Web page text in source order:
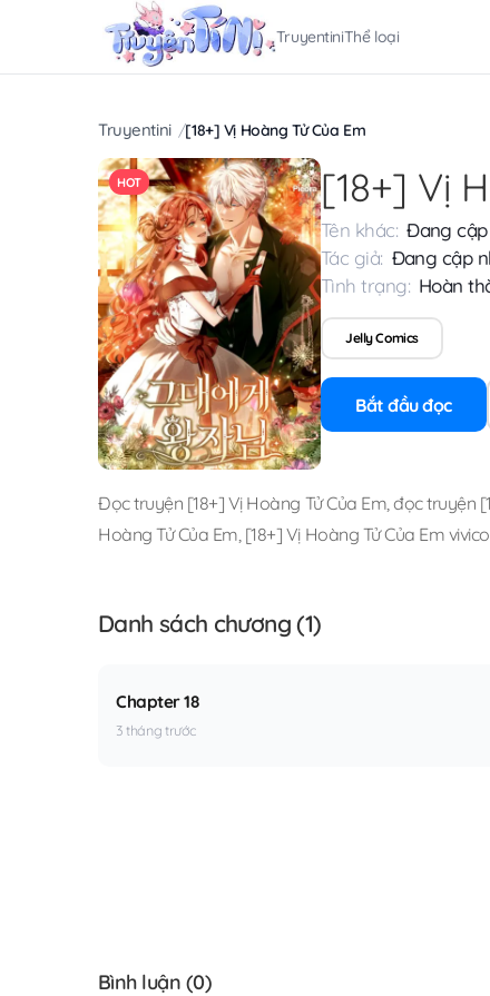
TruyentiniThể loại
Truyentini [18+] Vị Hoàng Tử Của Em
HOT [18+] Vị
Tên khác: Đang
Tác giả: Đang cập
Tình trạng: Hoàn
Jelly Comics
Bắt đầu đọc
Đọc truyện [18+] Vị Hoàng Tử Của Em,đọc truyện
Hoàng Tử Của Em, [18+] Vị Hoàng Tử Của Em
Danh sách chương (1)
Chapter 18
3 tháng trước
Bình luận (0)